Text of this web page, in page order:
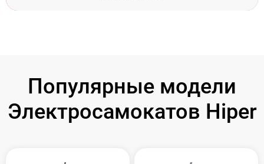
Популярные модели
Электросамокатов Hiper